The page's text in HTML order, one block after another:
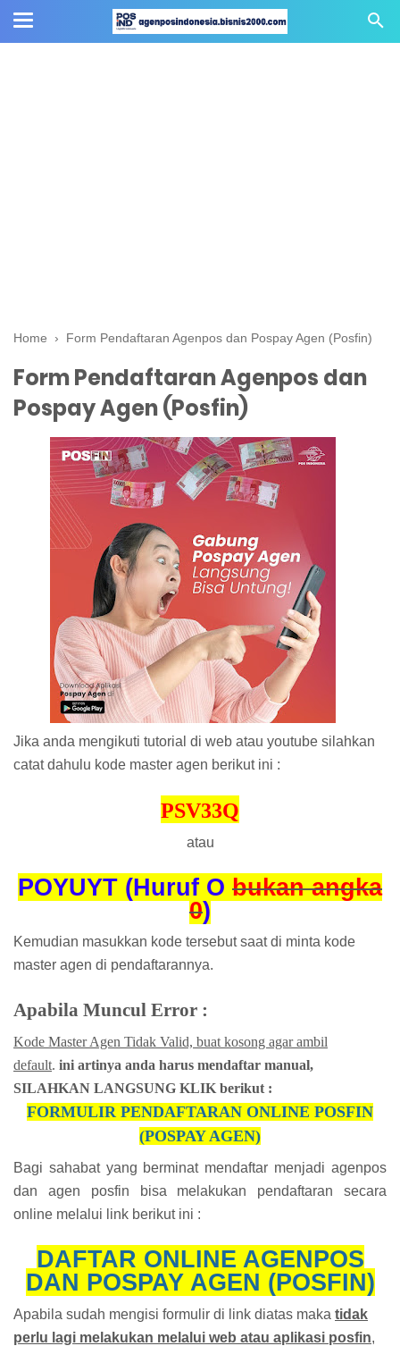
Home › Form Pendaftaran Agenpos dan Pospay Agen (Posfin)
Form Pendaftaran Agenpos dan
Pospay Agen (Posfin)
Jika anda mengikuti tutorial di web atau youtube silahkan
catat dahulu kode master agen berikut ini :
PSV33Q
atau
POYUYT (Huruf O bukan angka
0)
Kemudian masukkan kode tersebut saat di minta kode
master agen di pendaftarannya.
Apabila Muncul Error :
Kode Master Agen Tidak Valid, buat kosong agar ambil
default. ini artinya anda harus mendaftar manual,
SILAHKAN LANGSUNG KLIK berikut :
FORMULIR PENDAFTARAN ONLINE POSFIN
(POSPAY AGEN)
Bagi sahabat yang berminat mendaftar menjadi agenpos
dan agen posfin bisa melakukan pendaftaran secara
online melalui link berikut ini :
DAFTAR ONLINE AGENPOS
DAN POSPAY AGEN (POSFIN)
Apabila sudah mengisi formulir di link diatas maka tidak
perlu lagi melakukan melalui web atau aplikasi posfin,